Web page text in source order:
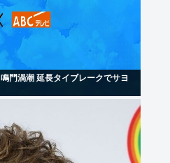
門渦潮 延長タイブレークでサヨ